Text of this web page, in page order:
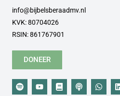
info@bijbelsberaadmv.nl
KVK: 80704026
RSIN: 861767901
DONEER